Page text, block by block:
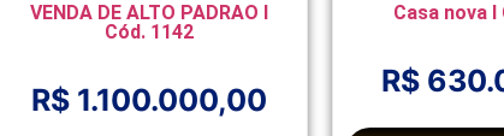
VENDA DE ALTO PADRAO I
Cód. 1142
R$ 1.100.000,00
Casa nova I
R$